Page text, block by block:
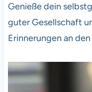
Genieße dein
guter Gesellschaft
Erinnerungen an